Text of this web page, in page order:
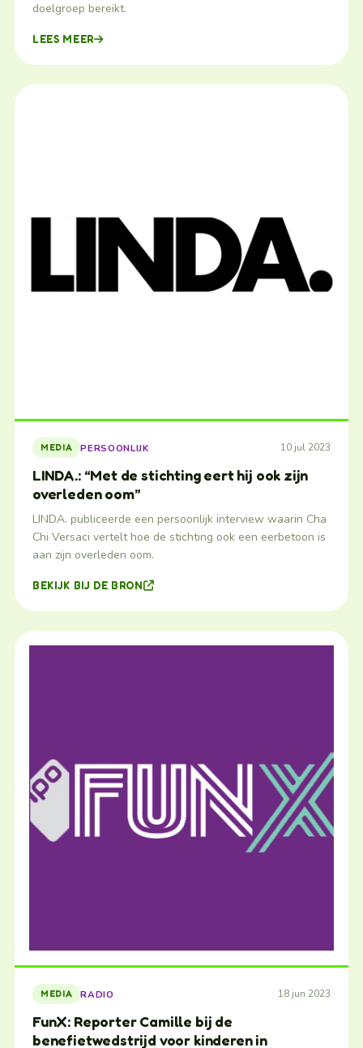
doelgroep bereikt.
LEES MEER
MEDIA PERSOONLIJK 10 jul 2023
LINDA.: “Met de stichting eert hij ook zijn
overleden oom”
LINDA. publiceerde een persoonlijk interview waarin Cha
Chi Versaci vertelt hoe de stichting ook een eerbetoon is
aan zijn overleden oom.
BEKIJK BIJ DE BRON
MEDIA RADIO 18 jun 2023
FunX: Reporter Camille bij de
benefietwedstrijd voor kinderen in